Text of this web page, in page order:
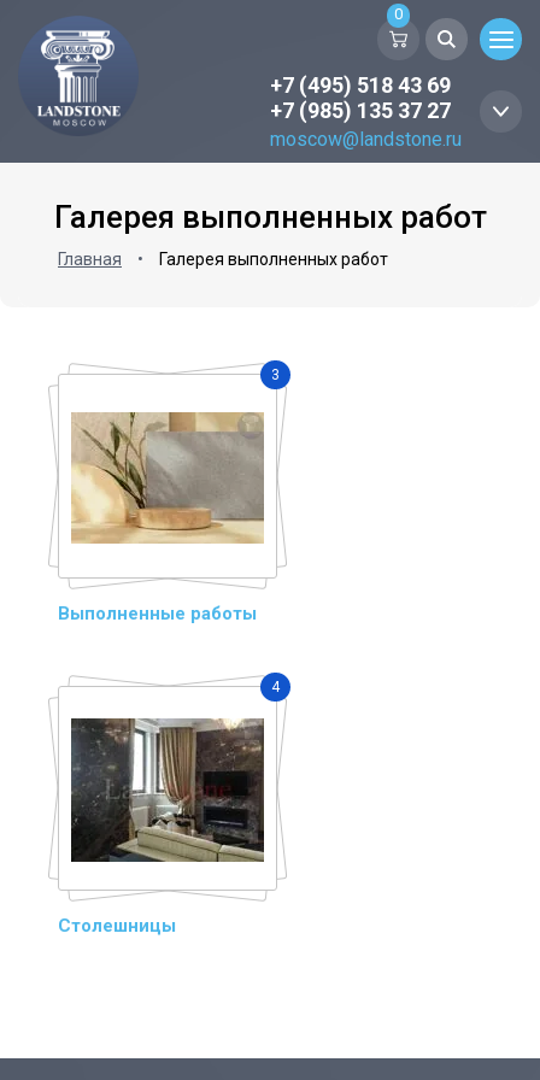
+7 (495) 518 43 69
+7 (985) 135 37 27
moscow@landstone.ru
0
Галерея выполненных работ
Главная • Галерея выполненных работ
3
Выполненные работы
4
Столешницы